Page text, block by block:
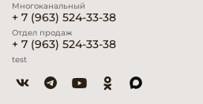
Многоканальный
+ 7 (963) 524-33-38
Отдел продаж
+ 7 (963) 524-33-38
test